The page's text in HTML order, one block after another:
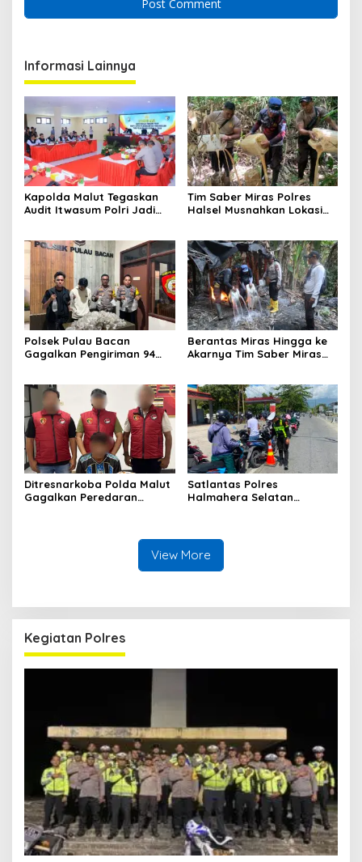
Informasi Lainnya
Kapolda Malut Tegaskan
Audit Itwasum Polri Jadi
Tim Saber Miras Polres
Halsel Musnahkan Lokasi
Polsek Pulau Bacan
Gagalkan Pengiriman 94
Berantas Miras Hingga ke
Akarnya Tim Saber Miras
Tikus Aktif
Ditresnarkoba Polda Malut
Gagalkan Peredaran
Satlantas Polres
Halmahera Selatan
Edukasi Keselamatan di
Kawasan SPBU Bacan
View More
Kegiatan Polres